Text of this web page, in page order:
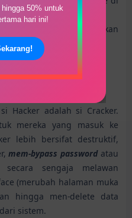
50% untuk
hari ini!
dan memperlakukan
sendiri.
Hacker adalah si Cracker.
mereka yang masuk ke
lebih bersifat destruktif,
mem-bypass passwordatau
sengaja melawan
(merubah halaman muka
hingga men-delete data
sistem.